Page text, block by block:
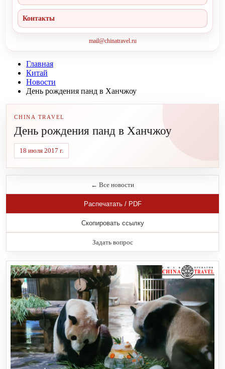
Контакты
mail@chinatravel.ru
Главная
Китай
Новости
День рождения панд в Ханчжоу
CHINA TRAVEL
День рождения панд в Ханчжоу
18 июля 2017 г.
← Все новости
Распечатать / PDF
Скопировать ссылку
Задать вопрос